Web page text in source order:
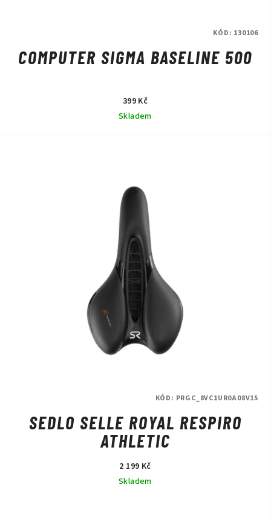
COMPUTER SIGMA BASELINE 500
399 Kč
Skladem
KÓD: 130106
SEDLO SELLE ROYAL RESPIRO
ATHLETIC
2 199 Kč
Skladem
KÓD: PRGC_8VC1UR0A08V15